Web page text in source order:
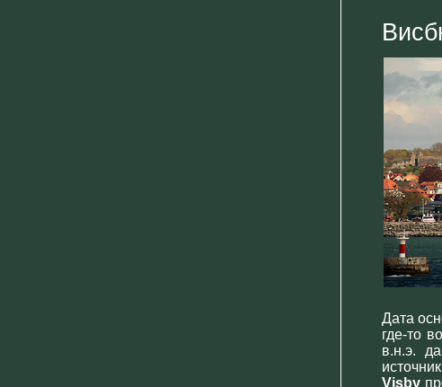
Дата
где-то
в.н.э.
Visby